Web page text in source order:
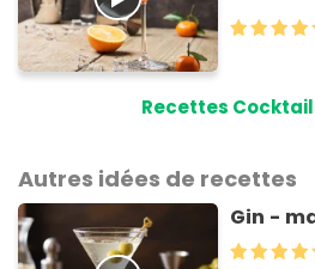
Recettes
Autres idées de recettes
Gin -